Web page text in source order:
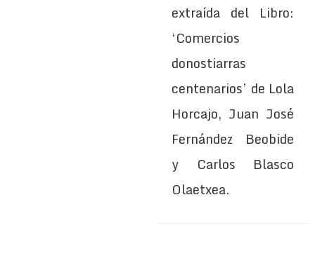
extraída del Libro:
‘Comercios
donostiarras
centenarios’ de Lola
Horcajo, Juan José
Fernández Beobide
y Carlos Blasco
Olaetxea.